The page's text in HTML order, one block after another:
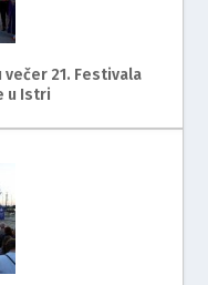
21. Festivala
u Istri